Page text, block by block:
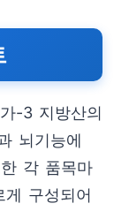
-3 지방산의
뇌기능에
각 품목마
구성되어